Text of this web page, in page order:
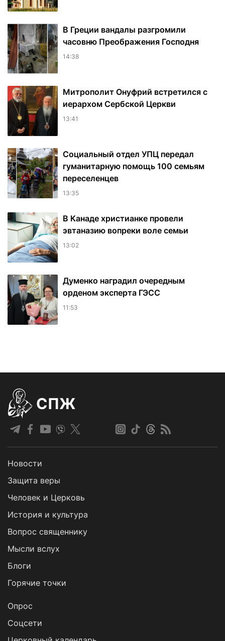
В Греции вандалы разгромили
часовню Преображения Господня
14:38
Митрополит Онуфрий встретился с
иерархом Сербской Церкви
13:41
Социальный отдел УПЦ передал
гуманитарную помощь 100 семьям
переселенцев
13:35
В Канаде христианке провели
эвтаназию вопреки воле семьи
13:02
Думенко наградил очередным
орденом эксперта ГЭСС
11:53
СПЖ
Новости
Защита веры
Человек и Церковь
История и культура
Вопрос священнику
Мысли вслух
Блоги
Горячие точки
Опрос
Cоцсети